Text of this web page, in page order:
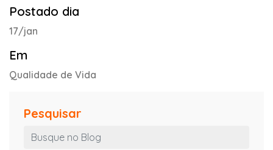
Postado dia
17/jan
Em
Qualidade de Vida
Pesquisar